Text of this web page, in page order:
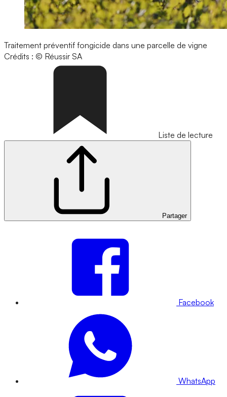
Traitement préventif fongicide dans une parcelle de vigne
Crédits : © Réussir SA
Liste de lecture
Partager
Facebook
WhatsApp